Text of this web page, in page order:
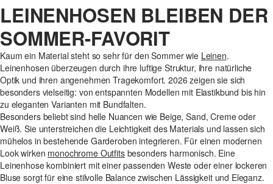
LEINENHOSEN BLEIBEN DER
SOMMER-FAVORIT
Kaum ein Material steht so sehr für den Sommer wie Leinen.
Leinenhosen überzeugen durch ihre luftige Struktur, ihre natürliche
Optik und ihren angenehmen Tragekomfort. 2026 zeigen sie sich
besonders vielseitig: von entspannten Modellen mit Elastikbund bis hin
zu eleganten Varianten mit Bundfalten.
Besonders beliebt sind helle Nuancen wie Beige, Sand, Creme oder
Weiß. Sie unterstreichen die Leichtigkeit des Materials und lassen sich
mühelos in bestehende Garderoben integrieren. Für einen modernen
Look wirken monochrome Outfitsbesonders harmonisch. Eine
Leinenhose kombiniert mit einer passenden Weste oder einer lockeren
Bluse sorgt für eine stilvolle Balance zwischen Lässigkeit und Eleganz.